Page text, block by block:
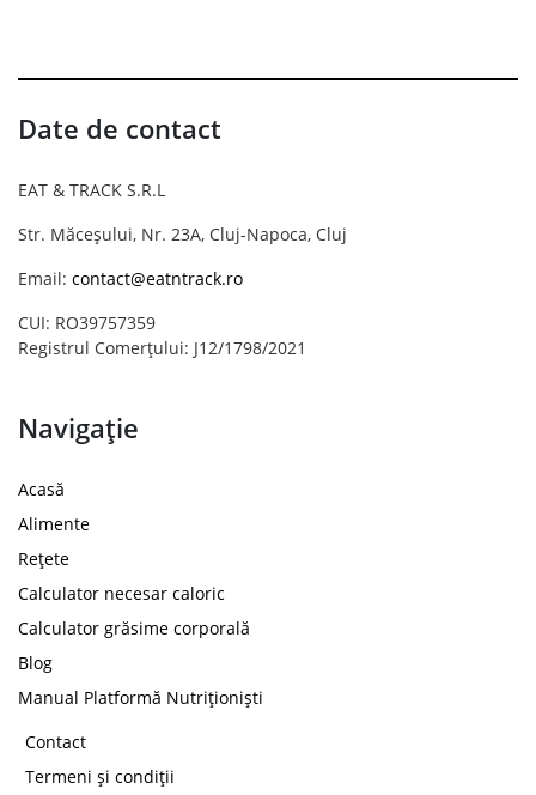
Date de contact
EAT & TRACK S.R.L
Str. Măceșului, Nr. 23A, Cluj-Napoca, Cluj
Email: contact@eatntrack.ro
CUI: RO39757359
Registrul Comerțului: J12/1798/2021
Navigație
Acasă
Alimente
Rețete
Calculator necesar caloric
Calculator grăsime corporală
Blog
Manual Platformă Nutriționiști
Contact
Termeni și condiții